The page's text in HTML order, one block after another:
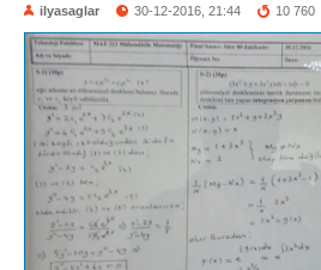
ilyasaglar 30-12-2016, 21:44 10 760